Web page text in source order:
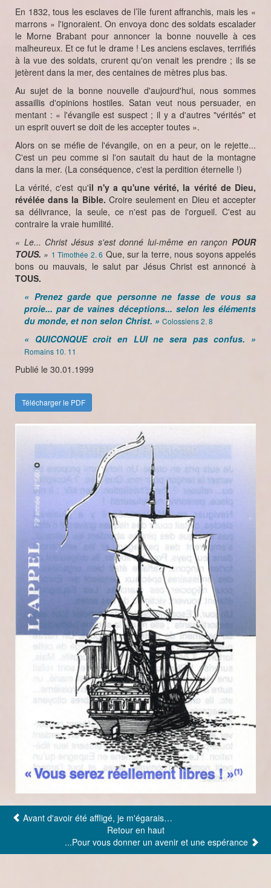
En 1832, tous les esclaves de l’île furent affranchis, mais les «
marrons » l'ignoraient. On envoya donc des soldats escalader
le Morne Brabant pour annoncer la bonne nouvelle à ces
malheureux. Et ce fut le drame ! Les anciens esclaves, terrifiés
à la vue des soldats, crurent qu'on venait les prendre ; ils se
jetèrent dans la mer, des centaines de mètres plus bas.
Au sujet de la bonne nouvelle d'aujourd'hui, nous sommes
assaillis d'opinions hostiles. Satan veut nous persuader, en
mentant : « l'évangile est suspect ; il y a d'autres "vérités" et
un esprit ouvert se doit de les accepter toutes ».
Alors on se méfie de l'évangile, on en a peur, on le rejette...
C'est un peu comme si l'on sautait du haut de la montagne
dans la mer. (La conséquence, c'est la perdition éternelle !)
La vérité, c'est qu'il n'y a qu'une vérité, la vérité de Dieu,
révélée dans la Bible. Croire seulement en Dieu et accepter
sa délivrance, la seule, ce n'est pas de l'orgueil. C'est au
contraire la vraie humilité.
« Le... Christ Jésus s'est donné lui-même en rançon POUR
TOUS. » 1 Timothée 2. 6 Que, sur la terre, nous soyons appelés
bons ou mauvais, le salut par Jésus Christ est annoncé à
TOUS.
« Prenez garde que personne ne fasse de vous sa
proie... par de vaines déceptions... selon les éléments
du monde, et non selon Christ. » Colossiens 2. 8
« QUICONQUE croit en LUI ne sera pas confus. »
Romains 10. 11
Publié le 30.01.1999
Télécharger le PDF
Avant d'avoir été affligé, je m'égarais…
Retour en haut
...Pour vous donner un avenir et une espérance